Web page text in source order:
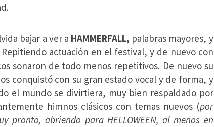
bajar a ver a HAMMERFALL, palabras mayores, y
actuación en el festival, y de nuevo con
sonaron de todo menos repetitivos. De nuevo su
conquistó con su gran estado vocal y de forma, y
el mundo se divirtiera, muy bien respaldado por
himnos clásicos con temas nuevos (por
pronto, abriendo para HELLOWEEN, al menos en